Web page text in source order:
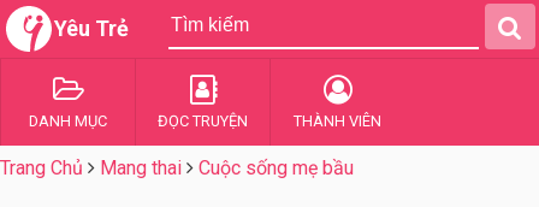
Yêu Trẻ
DANH MỤC ĐỌC TRUYỆN THÀNH VIÊN
Trang Chủ Mang thai Cuộc sống mẹ bầu